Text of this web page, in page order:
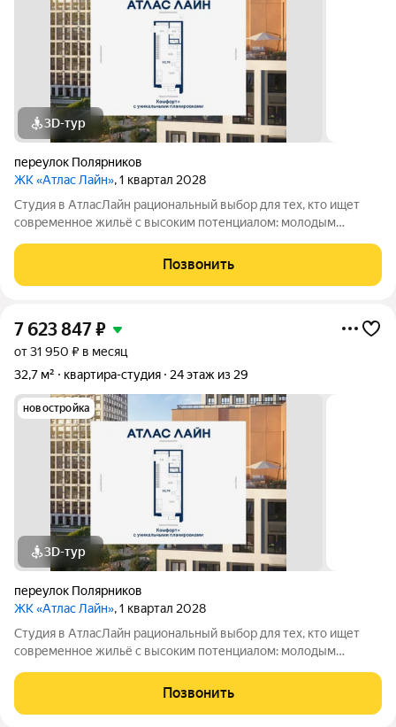
3D-тур
переулок Полярников
ЖК «Атлас Лайн», 1 квартал 2028
Студия в АтласЛайн рациональный выбор для тех, кто ищет
современное жильё с высоким потенциалом: молодым
планировка позволяет эффективно организовать
пространство и использовать для дохода от
Позвонить
7 623 847₽
от 31 950 ₽ в месяц
32,7 м²
квартира-студия 24 этаж из 29
новостройка
3D-тур
переулок Полярников
ЖК «Атлас Лайн», 1 квартал 2028
Студия в АтласЛайн рациональный выбор для тех, кто ищет
современное жильё с высоким потенциалом: молодым
планировка позволяет эффективно организовать
пространство и использовать для дохода от
Позвонить